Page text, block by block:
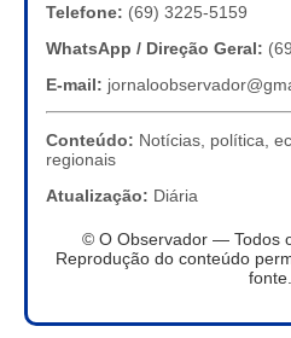
Telefone: (69) 3225-5159
WhatsApp / Direção Geral:
E-mail:
Conteúdo: Notícias, política,
regionais
Atualização: Diária
© O Observador — Todos
Reprodução do conteúdo
fonte.